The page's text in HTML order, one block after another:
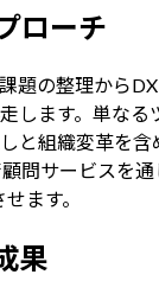
ローチ
題の整理から
します。単なる
と組織変革を含
問サービスを
ます。
果